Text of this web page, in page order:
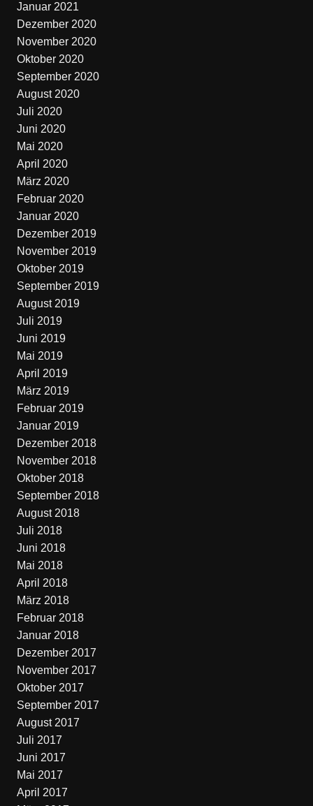
Januar 2021
Dezember 2020
November 2020
Oktober 2020
September 2020
August 2020
Juli 2020
Juni 2020
Mai 2020
April 2020
März 2020
Februar 2020
Januar 2020
Dezember 2019
November 2019
Oktober 2019
September 2019
August 2019
Juli 2019
Juni 2019
Mai 2019
April 2019
März 2019
Februar 2019
Januar 2019
Dezember 2018
November 2018
Oktober 2018
September 2018
August 2018
Juli 2018
Juni 2018
Mai 2018
April 2018
März 2018
Februar 2018
Januar 2018
Dezember 2017
November 2017
Oktober 2017
September 2017
August 2017
Juli 2017
Juni 2017
Mai 2017
April 2017